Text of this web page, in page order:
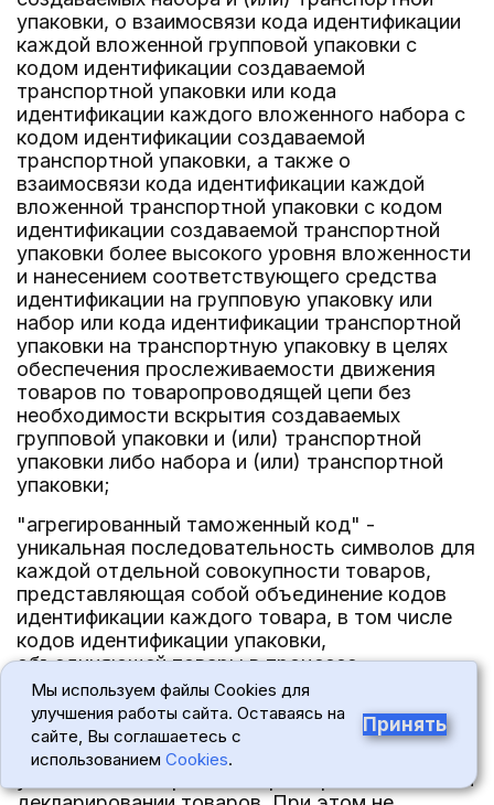
упаковки, о взаимосвязи кода идентификации
каждой вложенной групповой упаковки с
кодом идентификации создаваемой
транспортной упаковки или кода
идентификации каждого вложенного набора с
кодом идентификации создаваемой
транспортной упаковки, а также о
взаимосвязи кода идентификации каждой
вложенной транспортной упаковки с кодом
идентификации создаваемой транспортной
упаковки более высокого уровня вложенности
и нанесением соответствующего средства
идентификации на групповую упаковку или
набор или кода идентификации транспортной
упаковки на транспортную упаковку в целях
обеспечения прослеживаемости движения
товаров по товаропроводящей цепи без
необходимости вскрытия создаваемых
групповой упаковки и (или) транспортной
упаковки либо набора и (или) транспортной
упаковки;
"агрегированный таможенный код" -
уникальная последовательность символов для
каждой отдельной совокупности товаров,
представляющая собой объединение кодов
идентификации каждого товара, в том числе
кодов идентификации упаковки,
объединяющей товары в процессе
агрегирования, формируемая оператором
информационной системы мониторинга в
целях идентификации товаров в соответствии
с настоящими Правилами, используемая
участником оборота товаров при таможенном
Мы используем файлы Cookies для
улучшения работы сайта. Оставаясь на
сайте, Вы соглашаетесь с
использованием Cookies.
Принять